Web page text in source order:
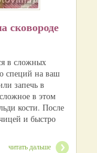
сковороде
в сложных
специй на ваш
запечь в
в этом
кости. После
и быстро
читать дальше